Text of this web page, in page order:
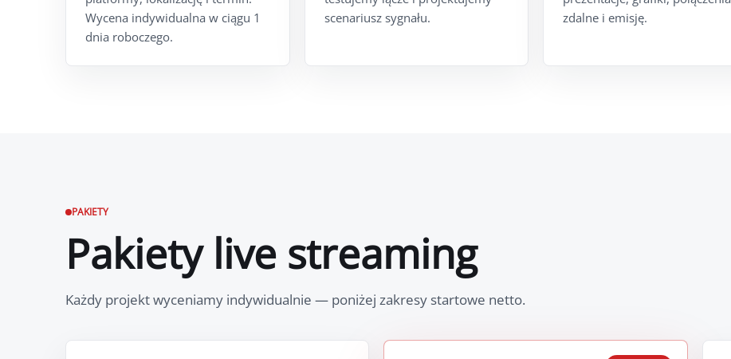
Wycena indywidualna w ciągu 1
dnia roboczego.
scenariusz sygnału.
zdalne i emisję.
PAKIETY
Pakiety live streaming
Każdy projekt wyceniamy indywidualnie — poniżej zakresy startowe netto.